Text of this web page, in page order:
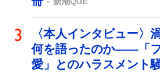
〈本人インタビュー〉
何を語ったのか――「
愛」とのハラスメント